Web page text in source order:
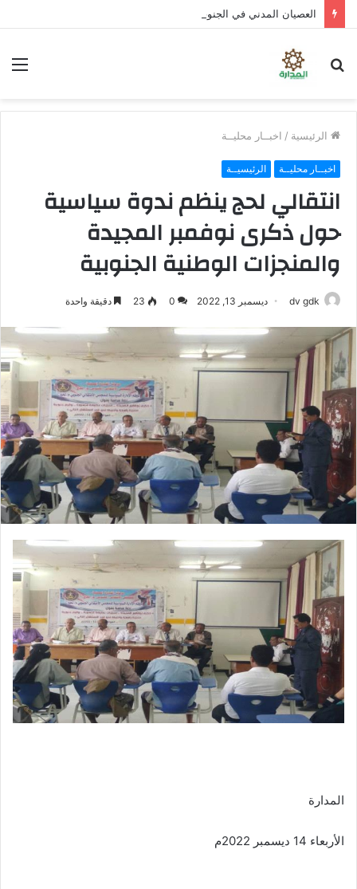
الرئيسية / اخبــار محليــة
اخبــار محليــة الرئيسيــة
انتقالي لحج ينظم ندوة سياسية
حول ذكرى نوفمبر المجيدة
والمنجزات الوطنية الجنوبية
dv gdk ديسمبر 13, 2022 0
23 دقيقة واحدة
المدارة
الأربعاء 14 ديسمبر 2022م